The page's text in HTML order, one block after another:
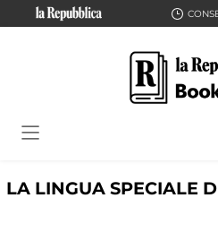
LA LINGUA SPECIALE